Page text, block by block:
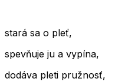
stará sa o pleť,
spevňuje ju a vypína,
dodáva pleti pružnosť,